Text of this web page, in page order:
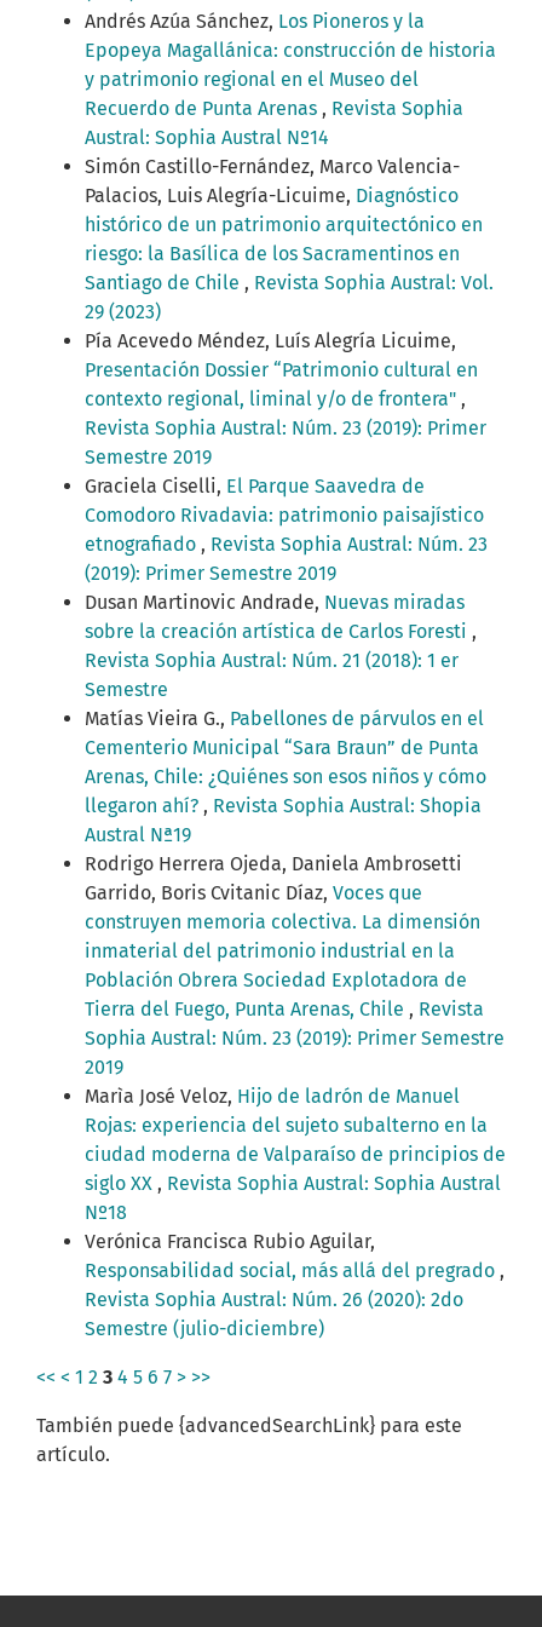
Andrés Azúa Sánchez, Los Pioneros y la
Epopeya Magallánica: construcción de historia
y patrimonio regional en el Museo del
Recuerdo de Punta Arenas , Revista Sophia
Austral: Sophia Austral Nº14
Simón Castillo-Fernández, Marco Valencia-
Palacios, Luis Alegría-Licuime, Diagnóstico
histórico de un patrimonio arquitectónico en
riesgo: la Basílica de los Sacramentinos en
Santiago de Chile , Revista Sophia Austral: Vol.
29 (2023)
Pía Acevedo Méndez, Luís Alegría Licuime,
Presentación Dossier “Patrimonio cultural en
contexto regional, liminal y/o de frontera" ,
Revista Sophia Austral: Núm. 23 (2019): Primer
Semestre 2019
Graciela Ciselli, El Parque Saavedra de
Comodoro Rivadavia: patrimonio paisajístico
etnografiado , Revista Sophia Austral: Núm. 23
(2019): Primer Semestre 2019
Dusan Martinovic Andrade, Nuevas miradas
sobre la creación artística de Carlos Foresti ,
Revista Sophia Austral: Núm. 21 (2018): 1 er
Semestre
Matías Vieira G., Pabellones de párvulos en el
Cementerio Municipal “Sara Braun” de Punta
Arenas, Chile: ¿Quiénes son esos niños y cómo
llegaron ahí? , Revista Sophia Austral: Shopia
Austral Nª19
Rodrigo Herrera Ojeda, Daniela Ambrosetti
Garrido, Boris Cvitanic Díaz, Voces que
construyen memoria colectiva. La dimensión
inmaterial del patrimonio industrial en la
Población Obrera Sociedad Explotadora de
Tierra del Fuego, Punta Arenas, Chile , Revista
Sophia Austral: Núm. 23 (2019): Primer Semestre
2019
Marìa José Veloz, Hijo de ladrón de Manuel
Rojas: experiencia del sujeto subalterno en la
ciudad moderna de Valparaíso de principios de
siglo XX , Revista Sophia Austral: Sophia Austral
Nº18
Verónica Francisca Rubio Aguilar,
Responsabilidad social, más allá del pregrado ,
Revista Sophia Austral: Núm. 26 (2020): 2do
Semestre (julio-diciembre)
<< < 1 2 3 4 5 6 7 > >>
También puede {advancedSearchLink} para este
artículo.